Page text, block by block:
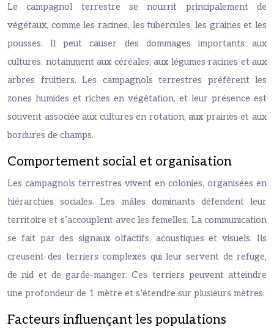
Le campagnol terrestre se nourrit principalement de
végétaux, comme les racines, les tubercules, les graines et les
pousses. Il peut causer des dommages importants aux
cultures, notamment aux céréales, aux légumes racines et aux
arbres fruitiers. Les campagnols terrestres préfèrent les
zones humides et riches en végétation, et leur présence est
souvent associée aux cultures en rotation, aux prairies et aux
bordures de champs.
Comportement social et organisation
Les campagnols terrestres vivent en colonies, organisées en
hiérarchies sociales. Les mâles dominants défendent leur
territoire et s’accouplent avec les femelles. La communication
se fait par des signaux olfactifs, acoustiques et visuels. Ils
creusent des terriers complexes qui leur servent de refuge,
de nid et de garde-manger. Ces terriers peuvent atteindre
une profondeur de 1 mètre et s’étendre sur plusieurs mètres.
Facteurs influençant les populations